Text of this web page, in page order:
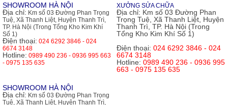
SHOWROOM HÀ NỘI
Địa chỉ: Km số 03 Đường Phan Trọng
Tuệ, Xã Thanh Liệt, Huyện Thanh Trì,
TP. Hà Nội (Trong Tổng Kho Kim Khí
Số 1)
Điện thoại: 024 6292 3846 - 024
6674 3148
Hotline: 0989 490 236 - 0936 995 663
- 0975 135 635
XƯỞNG SỬA CHỮA
Địa chỉ: Km số 03 Đường Phan
Trọng Tuệ, Xã Thanh Liệt, Huyện
Thanh Trì, TP. Hà Nội (Trong
Tổng Kho Kim Khí Số 1)
Điện thoại: 024 6292 3846 - 024
6674 3148
Hotline: 0989 490 236 - 0936 995
663 - 0975 135 635
SHOWROOM HÀ NỘI
Địa chỉ: Km số 03 Đường Phan Trọng
Tuệ, Xã Thanh Liệt, Huyện Thanh Trì,